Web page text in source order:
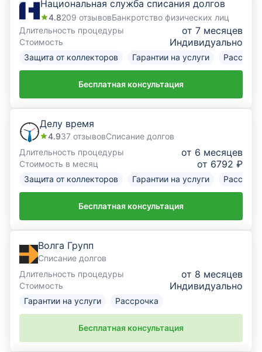
Национальная служба списания долгов
4.8209 отзывовБанкротство физических лиц
Длительность процедуры
от 7 месяцев
Стоимость Индивидуально
Защита от коллекторов Гарантии на услуги
Бесплатная консультация
Делу время
4.937 отзывовСписание долгов
Длительность процедуры
от 6 месяцев
Стоимость в месяц от 6792 ₽
Защита от коллекторов Гарантии на услуги
Бесплатная консультация
Волга Групп
Списание долгов
Длительность процедуры
от 8 месяцев
Стоимость Индивидуально
Гарантии на услуги Рассрочка
Бесплатная консультация